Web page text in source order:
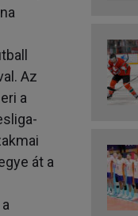
Az
a
át a